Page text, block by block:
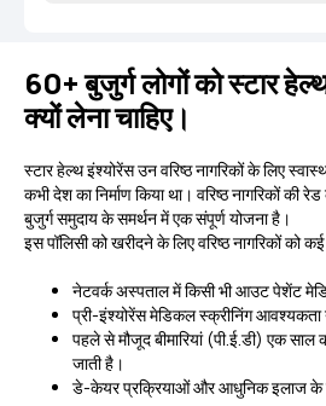
60+ बुजुर्ग लोगों को स्टार
क्यों लेना चाहिए।
स्टार हेल्थ इंश्योरेंस उन वरिष्ठ नागरिकों के लिए
कभी देश का निर्माण किया था। वरिष्ठ नागरिकों की
बुजुर्ग समुदाय के समर्थन में एक संपूर्ण योजना है।
इस पॉलिसी को खरीदने के लिए वरिष्ठ नागरिकों को
नेटवर्क अस्पताल में किसी भी आउट पेशेंट
प्री-इंश्योरेंस मेडिकल स्क्रीनिंग आवश्यकता
पहले से मौजूद बीमारियां (पी.ई.डी) एक साल
जाती है।
डे-केयर प्रक्रियाओं और आधुनिक इलाज के